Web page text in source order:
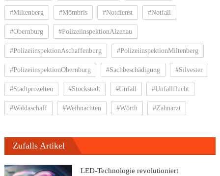
#Miltenberg #Mömbris #Notdienst #Notfall
#Obernburg #PolizeiinspektionAlzenau
#PolizeiinspektionAschaffenburg #PolizeiinspektionMiltenberg
#PolizeiinspektionObernburg #Sachbeschädigung #Silvester
#Stadtprozelten #Stockstadt #Unfall #Unfallflucht
#Waldaschaff #Weihnachten #Wörth #Zahnarzt
Zufalls Artikel
LED-Technologie revolutioniert